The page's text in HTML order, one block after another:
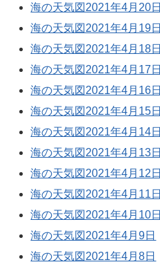
海の天気図2021年4月20日
海の天気図2021年4月19日
海の天気図2021年4月18日
海の天気図2021年4月17日
海の天気図2021年4月16日
海の天気図2021年4月15日
海の天気図2021年4月14日
海の天気図2021年4月13日
海の天気図2021年4月12日
海の天気図2021年4月11日
海の天気図2021年4月10日
海の天気図2021年4月9日
海の天気図2021年4月8日